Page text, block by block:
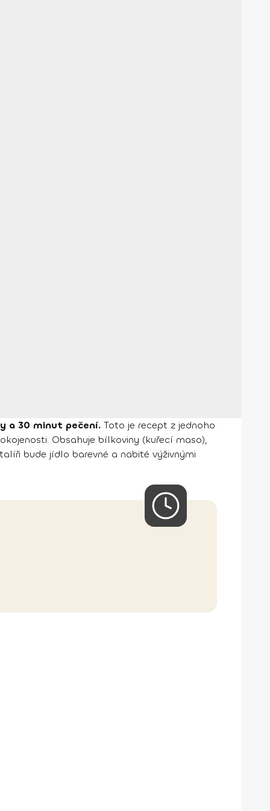
a 30 minut pečení. Toto je recept z jednoho
Obsahuje bílkoviny (kuřecí maso),
bude jídlo barevné a nabité výživnými